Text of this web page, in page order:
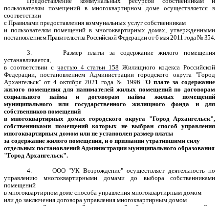
пользователям помещений в многоквартирном доме осуществляется в
соответствии
с Правилами предоставления коммунальных услуг собственникам
и пользователям помещений в многоквартирных домах, утвержденными
постановлением Правительства Российской Федерации от 6 мая 2011 года № 354.
3. Размер платы за содержание жилого помещения
устанавливается,
в соответствии с частью 4 статьи 158 Жилищного кодекса Российской
Федерации, постановлением Администрации городского округа "Город
Архангельск" от 4 октября 2021 года № 1996 "О плате за содержание
жилого помещения для нанимателей жилых помещений по договорам
социального найма и договорам найма жилых помещений
муниципального или государственного жилищного фонда и для
собственников помещений
в многоквартирных домах городского округа "Город Архангельск",
собственниками помещений которых не выбран способ управления
многоквартирным домом или не установлен размер платы
за содержание жилого помещения, и о признании утратившими силу
отдельных постановлений Администрации муниципального образования
"Город Архангельск".
4. ООО "УК Возрождение" осуществляет деятельность по
управлению многоквартирными домами до выбора собственниками
помещений
в многоквартирном доме способа управления многоквартирным домом
или до заключения договора управления многоквартирным домом